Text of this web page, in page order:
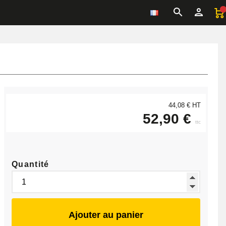
44,08 € HT
52,90 € ttc
Quantité
Ajouter au panier